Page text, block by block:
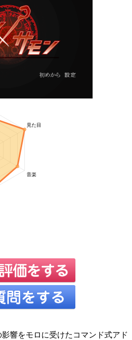
をモロに受けたコマンド式アド